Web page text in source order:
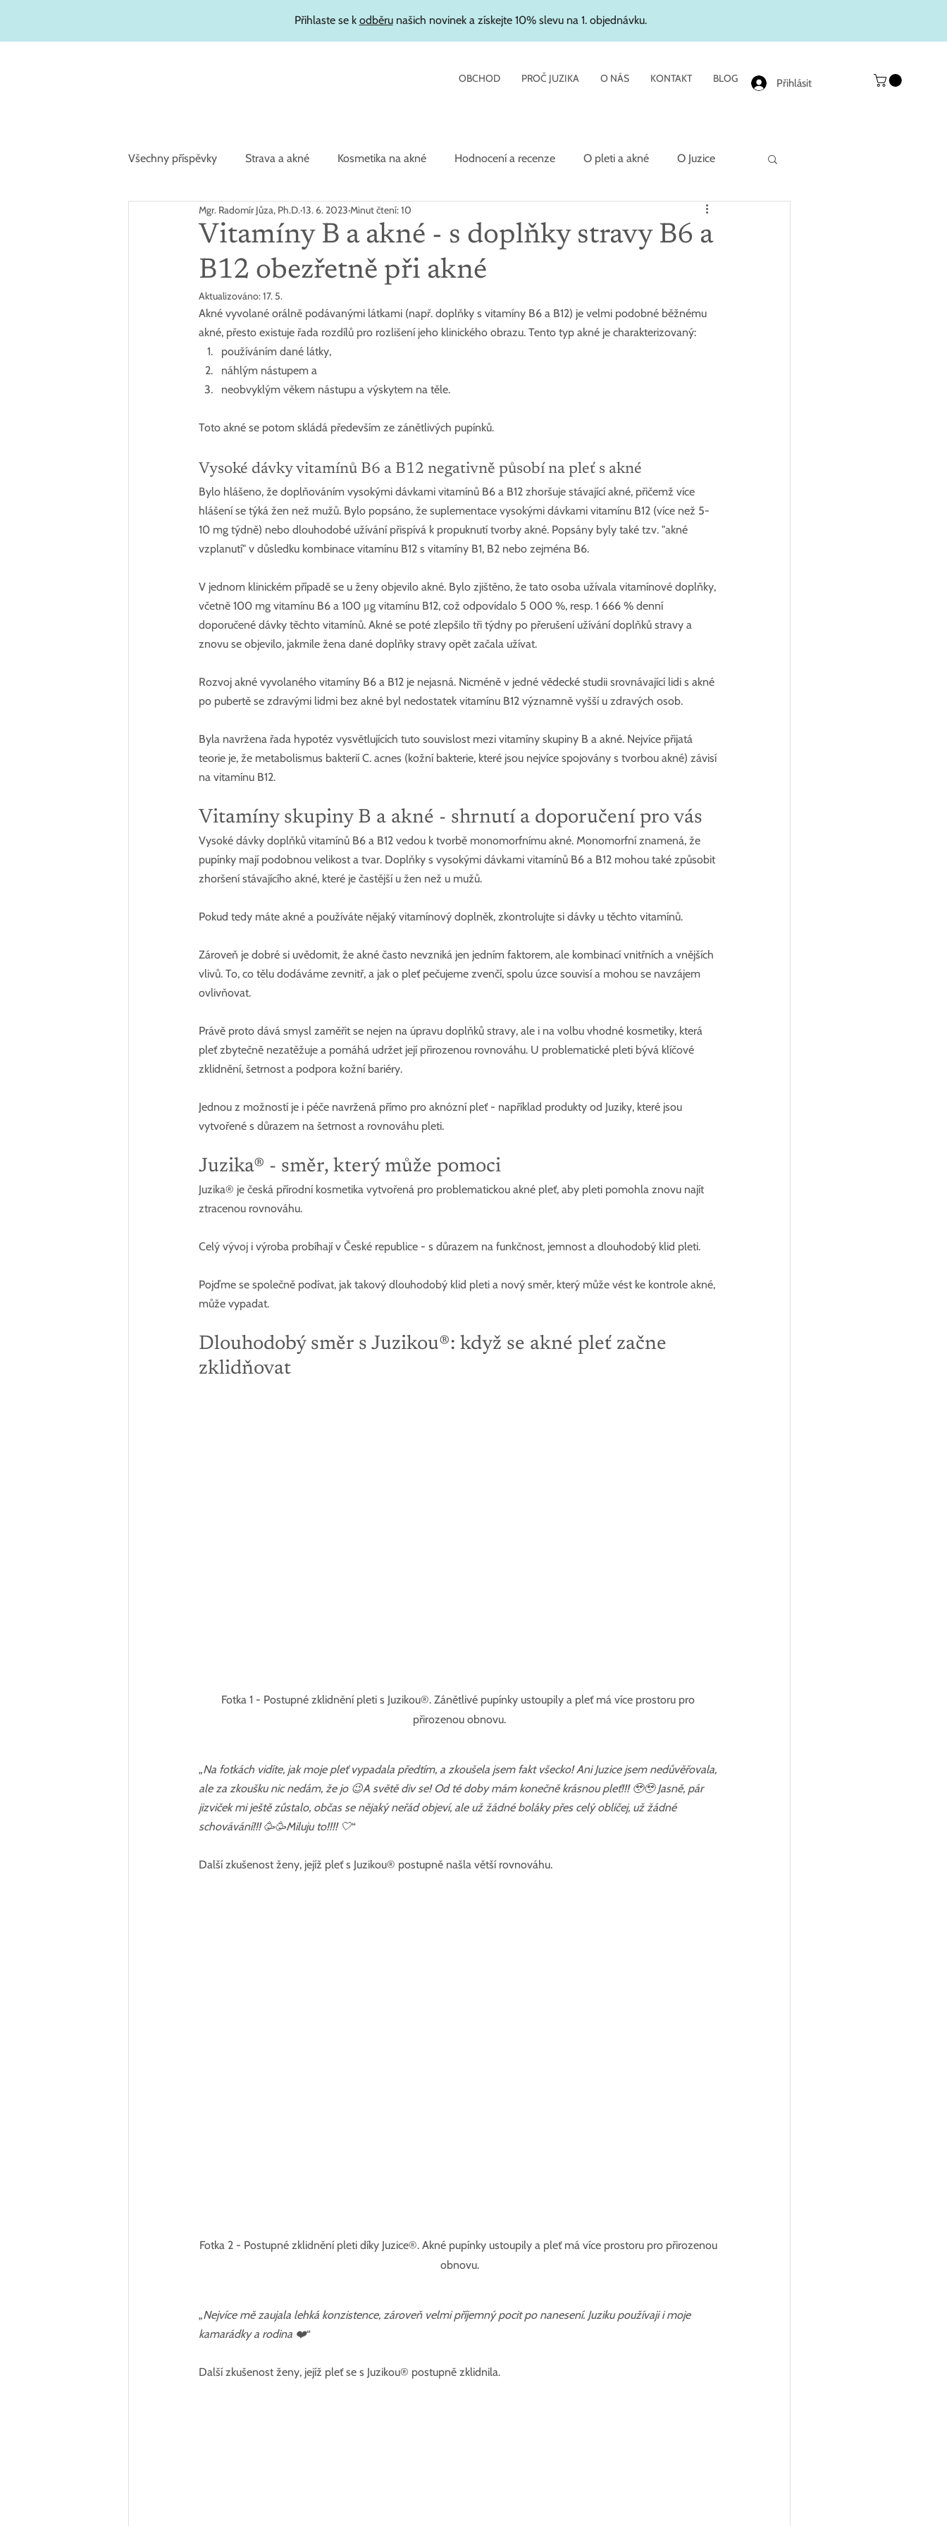
Přihlaste se k odběrunašich novinek a získejte 10% slevu na 1. objednávku.
OBCHOD PROČ JUZIKA O NÁS KONTAKT BLOG Přihlásit
Všechny příspěvky Strava a akné Kosmetika na akné Hodnocení a recenze O pleti a akné O Juzice
Zajímavosti Hydratační kosmetika
Vitamíny B a akné - s doplňky stravy B6 a
B12 obezřetně při akné
Mgr. Radomír Jůza, Ph.D. 13. 6. 2023 Minut čtení: 10
Aktualizováno:17. 5.
Akné vyvolané orálně podávanými látkami (např. doplňky s vitamíny B6 a B12) je velmi podobné běžnému
akné, přesto existuje řada rozdílů pro rozlišení jeho klinického obrazu. Tento typ akné je charakterizovaný:
používáním dané látky,
náhlým nástupem a
neobvyklým věkem nástupu a výskytem na těle.
Toto akné se potom skládá především ze zánětlivých pupínků.
Vysoké dávky vitamínů B6 a B12 negativně působí na pleť s akné
Bylo hlášeno, že doplňováním vysokými dávkami vitamínů B6 a B12 zhoršuje stávající akné, přičemž více
hlášení se týká žen než mužů. Bylo popsáno, že suplementace vysokými dávkami vitamínu B12 (více než 5-
10 mg týdně) nebo dlouhodobé užívání přispívá k propuknutí tvorby akné. Popsány byly také tzv. "akné
vzplanutí" v důsledku kombinace vitamínu B12 s vitamíny B1, B2 nebo zejména B6.
V jednom klinickém případě se u ženy objevilo akné. Bylo zjištěno, že tato osoba užívala vitamínové doplňky,
včetně 100 mg vitamínu B6 a 100 μg vitamínu B12, což odpovídalo 5 000 %, resp. 1 666 % denní
doporučené dávky těchto vitamínů. Akné se poté zlepšilo tři týdny po přerušení užívání doplňků stravy a
znovu se objevilo, jakmile žena dané doplňky stravy opět začala užívat.
Rozvoj akné vyvolaného vitamíny B6 a B12 je nejasná. Nicméně v jedné vědecké studii srovnávající lidi s akné
po pubertě se zdravými lidmi bez akné byl nedostatek vitamínu B12 významně vyšší u zdravých osob.
Byla navržena řada hypotéz vysvětlujících tuto souvislost mezi vitamíny skupiny B a akné. Nejvíce přijatá
teorie je, že metabolismus bakterií C. acnes (kožní bakterie, které jsou nejvíce spojovány s tvorbou akné) závisí
na vitamínu B12.
Vitamíny skupiny B a akné - shrnutí a doporučení pro vás
Vysoké dávky doplňků vitamínů B6 a B12 vedou k tvorbě monomorfnímu akné. Monomorfní znamená, že
pupínky mají podobnou velikost a tvar. Doplňky s vysokými dávkami vitamínů B6 a B12 mohou také způsobit
zhoršení stávajícího akné, které je častější u žen než u mužů.
Pokud tedy máte akné a používáte nějaký vitamínový doplněk, zkontrolujte si dávky u těchto vitamínů.
Zároveň je dobré si uvědomit, že akné často nevzniká jen jedním faktorem, ale kombinací vnitřních a vnějších
vlivů. To, co tělu dodáváme zevnitř, a jak o pleť pečujeme zvenčí, spolu úzce souvisí a mohou se navzájem
ovlivňovat.
Právě proto dává smysl zaměřit se nejen na úpravu doplňků stravy, ale i na volbu vhodné kosmetiky, která
pleť zbytečně nezatěžuje a pomáhá udržet její přirozenou rovnováhu. U problematické pleti bývá klíčové
zklidnění, šetrnost a podpora kožní bariéry.
Jednou z možností je i péče navržená přímo pro aknózní pleť - například produkty od Juziky, které jsou
vytvořené s důrazem na šetrnost a rovnováhu pleti.
Juzika® - směr, který může pomoci
Juzika® je česká přírodní kosmetika vytvořená pro problematickou akné pleť, aby pleti pomohla znovu najít
ztracenou rovnováhu.
Celý vývoj i výroba probíhají v České republice - s důrazem na funkčnost, jemnost a dlouhodobý klid pleti.
Pojďme se společně podívat, jak takový dlouhodobý klid pleti a nový směr, který může vést ke kontrole akné,
může vypadat.
Dlouhodobý směr s Juzikou®: když se akné pleť začne
zklidňovat
Fotka 1 - Postupné zklidnění pleti s Juzikou®. Zánětlivé pupínky ustoupily a pleť má více prostoru pro
přirozenou obnovu.
„Na fotkách vidíte, jak moje pleť vypadala předtím, a zkoušela jsem fakt všecko! Ani Juzice jsem nedůvěřovala,
ale za zkoušku nic nedám, že jo 😉A světě div se! Od té doby mám konečně krásnou pleť!!! 🥹🥹 Jasně, pár
jizviček mi ještě zůstalo, občas se nějaký neřád objeví, ale už žádné boláky přes celý obličej, už žádné
schovávání!!! 🥳🥳Miluju to!!!! 🤍“
Další zkušenost ženy, jejíž pleť s Juzikou® postupně našla větší rovnováhu.
Fotka 2 - Postupné zklidnění pleti díky Juzice®. Akné pupínky ustoupily a pleť má více prostoru pro přirozenou
obnovu.
„Nejvíce mě zaujala lehká konzistence, zároveň velmi příjemný pocit po nanesení. Juziku používaji i moje
kamarádky a rodina ❤️“
Další zkušenost ženy, jejíž pleť se s Juzikou® postupně zklidnila.